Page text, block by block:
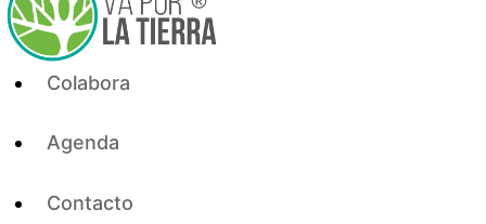
Colabora
Agenda
Contacto